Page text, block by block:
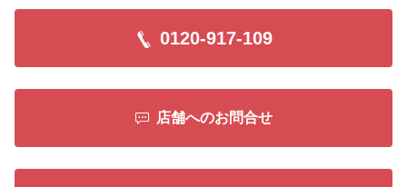
0120-917-109
店舗へのお問合せ